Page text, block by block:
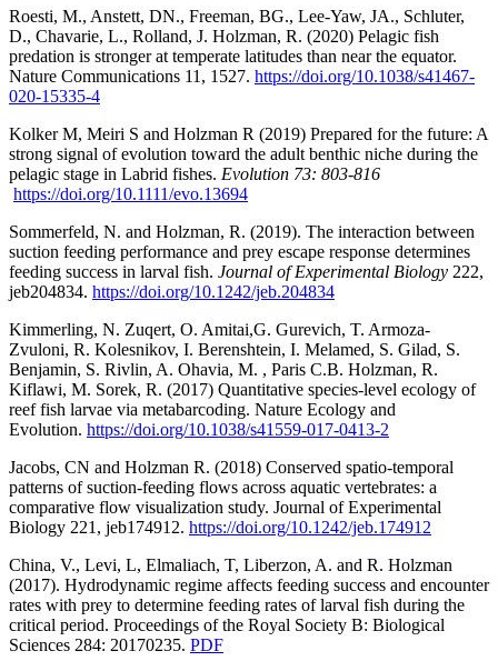
Roesti, M., Anstett, DN., Freeman, BG., Lee-Yaw, JA., Schluter,
D., Chavarie, L., Rolland, J. Holzman, R. (2020) Pelagic fish
predation is stronger at temperate latitudes than near the equator.
Nature Communications 11, 1527. https://doi.org/10.1038/s41467-
020-15335-4
Kolker M, Meiri S and Holzman R (2019) Prepared for the future: A
strong signal of evolution toward the adult benthic niche during the
pelagic stage in Labrid fishes. Evolution 73: 803-816
https://doi.org/10.1111/evo.13694
Sommerfeld, N. and Holzman, R. (2019). The interaction between
suction feeding performance and prey escape response determines
feeding success in larval fish. Journal of Experimental Biology 222,
jeb204834. https://doi.org/10.1242/jeb.204834
Kimmerling, N. Zuqert, O. Amitai,G. Gurevich, T. Armoza-
Zvuloni, R. Kolesnikov, I. Berenshtein, I. Melamed, S. Gilad, S.
Benjamin, S. Rivlin, A. Ohavia, M. , Paris C.B. Holzman, R.
Kiflawi, M. Sorek, R. (2017) Quantitative species-level ecology of
reef fish larvae via metabarcoding. Nature Ecology and
Evolution. https://doi.org/10.1038/s41559-017-0413-2
Jacobs, CN and Holzman R. (2018) Conserved spatio-temporal
patterns of suction-feeding flows across aquatic vertebrates: a
comparative flow visualization study. Journal of Experimental
Biology 221, jeb174912. https://doi.org/10.1242/jeb.174912
China, V., Levi, L, Elmaliach, T, Liberzon, A. and R. Holzman
(2017). Hydrodynamic regime affects feeding success and encounter
rates with prey to determine feeding rates of larval fish during the
critical period. Proceedings of the Royal Society B: Biological
Sciences 284: 20170235. PDF